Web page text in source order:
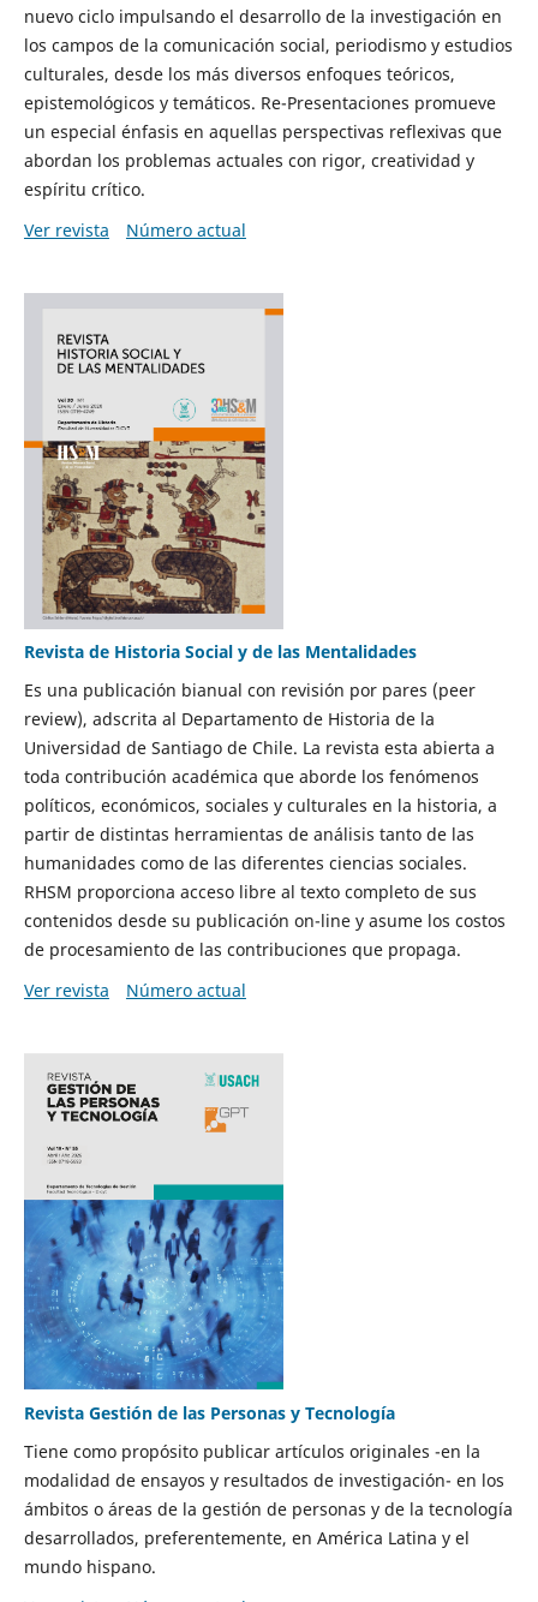
nuevo ciclo impulsando el desarrollo de la investigación en
los campos de la comunicación social, periodismo y estudios
culturales, desde los más diversos enfoques teóricos,
epistemológicos y temáticos. Re-Presentaciones promueve
un especial énfasis en aquellas perspectivas reflexivas que
abordan los problemas actuales con rigor, creatividad y
espíritu crítico.
Ver revista
Número actual
Revista de Historia Social y de las Mentalidades
Es una publicación bianual con revisión por pares (peer
review), adscrita al Departamento de Historia de la
Universidad de Santiago de Chile. La revista esta abierta a
toda contribución académica que aborde los fenómenos
políticos, económicos, sociales y culturales en la historia, a
partir de distintas herramientas de análisis tanto de las
humanidades como de las diferentes ciencias sociales.
RHSM proporciona acceso libre al texto completo de sus
contenidos desde su publicación on-line y asume los costos
de procesamiento de las contribuciones que propaga.
Ver revista
Número actual
Revista Gestión de las Personas y Tecnología
Tiene como propósito publicar artículos originales -en la
modalidad de ensayos y resultados de investigación- en los
ámbitos o áreas de la gestión de personas y de la tecnología
desarrollados, preferentemente, en América Latina y el
mundo hispano.